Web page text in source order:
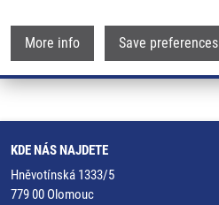
More info Save preferences
KDE NÁS NAJDETE
Hněvotínská 1333/5
779 00 Olomouc